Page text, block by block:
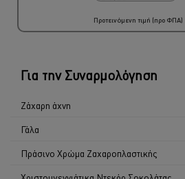
€ 46,80
Προτεινόμενη τιμή (προ ΦΠΑ)
Για την Συναρμολόγηση
Ζάχαρη άχνη
Γάλα
Πράσινο Χρώμα Ζαχαροπλαστικής